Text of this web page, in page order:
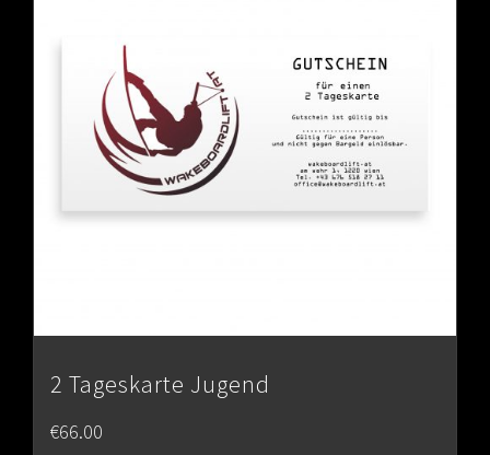
2 Tageskarte Jugend
€66.00